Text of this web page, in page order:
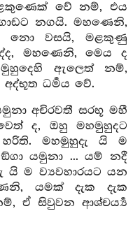
වේ නම්, එය
නගයි. මහණෙනි,
නො වසයි, මළකුණු
මහණෙනි, මෙය ද
ඇලෙත් නම්,
ධර්‍මය වේ.
අචිරවතී සරභූ මහී
ද, ඔහු මහමුහුදට
මහමුහුදැ යි ම
යමුනා ... යම් නදී
යි ම ව්‍යවහාරයට යන
යමක් දැක දැක
ඒ සිවුවන ආශ්චර්‍ය්‍ය